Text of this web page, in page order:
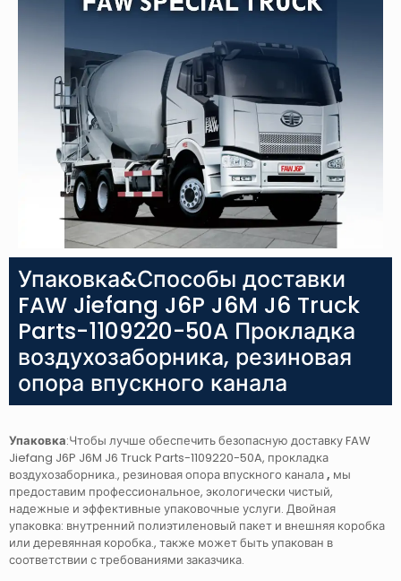
Упаковка&Способы доставки
FAW Jiefang J6P J6M J6 Truck
Parts-1109220-50A Прокладка
воздухозаборника, резиновая
опора впускного канала
Упаковка:Чтобы лучше обеспечить безопасную доставку FAW
Jiefang J6P J6M J6 Truck Parts-1109220-50A, прокладка
воздухозаборника., резиновая опора впускного канала, мы
предоставим профессиональное, экологически чистый,
надежные и эффективные упаковочные услуги. Двойная
упаковка: внутренний полиэтиленовый пакет и внешняя коробка
или деревянная коробка., также может быть упакован в
соответствии с требованиями заказчика.